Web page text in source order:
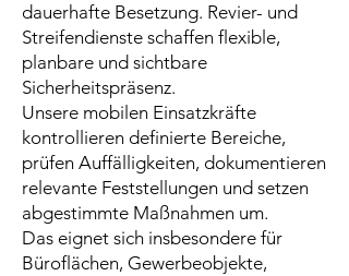
dauerhafte Besetzung. Revier- und
Streifendienste schaffen flexible,
planbare und sichtbare
Sicherheitspräsenz.
Unsere mobilen Einsatzkräfte
kontrollieren definierte Bereiche,
prüfen Auffälligkeiten, dokumentieren
relevante Feststellungen und setzen
abgestimmte Maßnahmen um.
Das eignet sich insbesondere für
Büroflächen, Gewerbeobjekte,